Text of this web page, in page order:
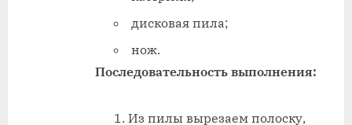
дисковая пила;
нож.
Последовательность выполнения:
Из пилы вырезаем полоску,